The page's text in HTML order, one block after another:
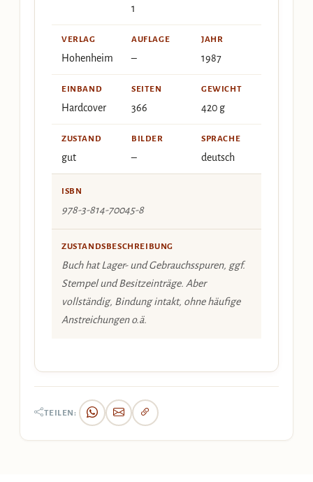
1
VERLAG
Hohenheim
AUFLAGE
–
JAHR
1987
EINBAND
Hardcover
SEITEN
366
GEWICHT
420 g
ZUSTAND
gut
BILDER
–
SPRACHE
deutsch
ISBN
978-3-814-70045-8
ZUSTANDSBESCHREIBUNG
Buch hat Lager- und Gebrauchsspuren, ggf.
Stempel und Besitzeinträge. Aber
vollständig, Bindung intakt, ohne häufige
Anstreichungen o.ä.
TEILEN: